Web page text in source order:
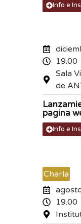
Info e
19.00
Sala
de
pagina
Info e
Charla
19.00